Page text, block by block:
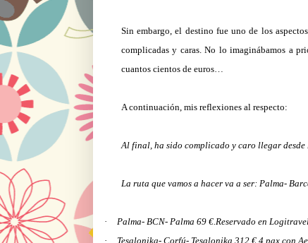
Sin embargo, el destino fue uno de los
complicadas y caras. No lo imaginábamos a
cuantos cientos de euros…
A continuación, mis reflexiones al respecto:
Al final, ha sido complicado y caro llegar
La ruta que vamos a hacer va a ser: Palma-
·
Palma- BCN- Palma 69 €.Reservado en
·
Tesalonika- Corfú- Tesalonika 312 € 4 pax con